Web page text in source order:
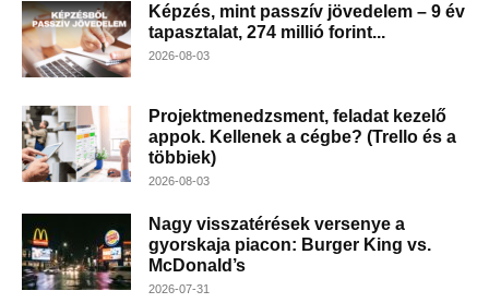
Képzés, mint passzív jövedelem – 9 év
tapasztalat, 274 millió forint...
2026-08-03
Projektmenedzsment, feladat kezelő
appok. Kellenek a cégbe? (Trello és a
többiek)
2026-08-03
Nagy visszatérések versenye a
gyorskaja piacon: Burger King vs.
McDonald’s
2026-07-31